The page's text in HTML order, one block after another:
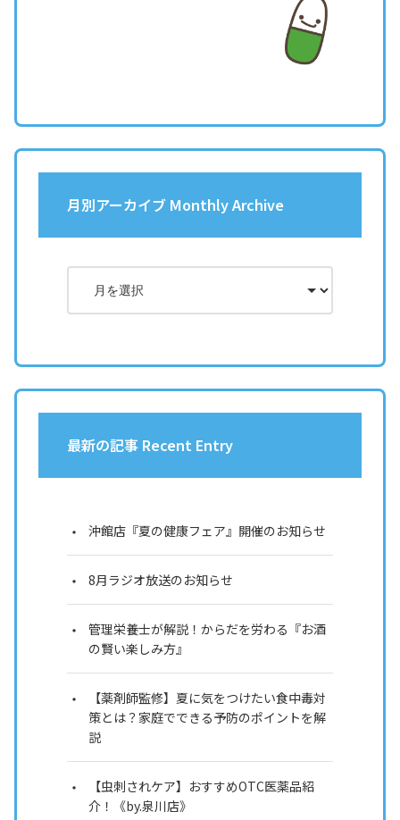
月別アーカイブ Monthly Archive
最新の記事 Recent Entry
沖館店『夏の健康フェア』開催のお知らせ
8月ラジオ放送のお知らせ
管理栄養士が解説！からだを労わる『お酒
の賢い楽しみ方』
【薬剤師監修】夏に気をつけたい食中毒対
策とは？家庭でできる予防のポイントを解
説
【虫刺されケア】おすすめOTC医薬品紹
介！《by.泉川店》